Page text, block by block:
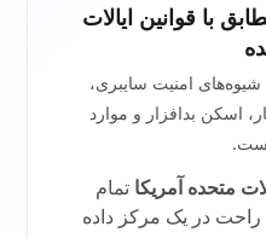
با قوانین ایالات
امنیت سایبری،
اسکن بدافزار و موارد
متحده آمریکا تمام
راحت در یک مرکز داده